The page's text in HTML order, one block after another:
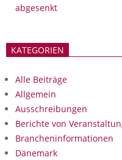
abgesenkt
KATEGORIEN
Alle Beiträge
Allgemein
Ausschreibungen
Berichte von
Brancheninformationen
Dänemark